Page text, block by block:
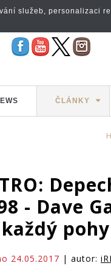
ČLÁNKY
- Dave
24.05.2017 | autor:
služeb, personalizaci